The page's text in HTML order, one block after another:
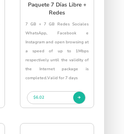
Paquete 7 Días Libre +
Redes
7 GB + 7 GB Redes Sociales
WhatsApp, Facebook e
Instagram and open browsing at
a speed of up to 1Mbps
respectively until the validity of
the Internet package is
completed.Valid for 7 days
$6.02